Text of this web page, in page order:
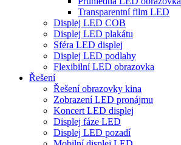
Transparentní film LED
Displej LED COB
Displej LED plakátu
Sféra LED displej
Displej LED podlahy
Flexibilní LED obrazovka
Řešení
Řešení obrazovky kina
Zobrazení LED pronájmu
Koncert LED displej
Displej fáze LED
Displej LED pozadí